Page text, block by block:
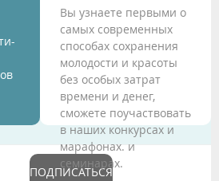
ПОДПИСАТЬСЯ
Вы узнаете первыми о
самых современных
способах сохранения
молодости и красоты
без особых затрат
времени и денег,
сможете поучаствовать
в наших конкурсах и
марафонах. и
семинарах.